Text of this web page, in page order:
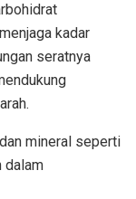
kadar
seratnya
mineral seperti
dalam